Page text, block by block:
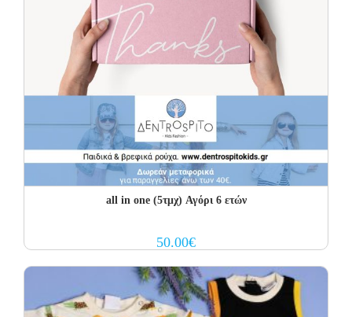
all in one (5τμχ) Αγόρι 6 ετών
50.00€